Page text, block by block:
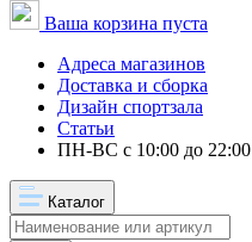
Ваша корзина пуста
Адреса магазинов
Доставка и сборка
Дизайн спортзала
Статьи
ПН-ВС с 10:00 до 22:00
Каталог